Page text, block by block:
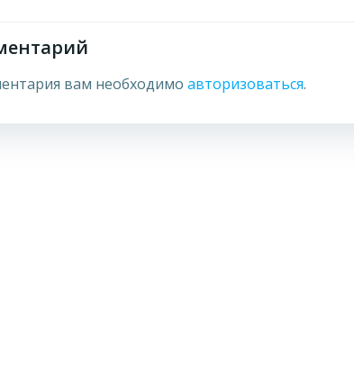
вам необходимо авторизоваться.